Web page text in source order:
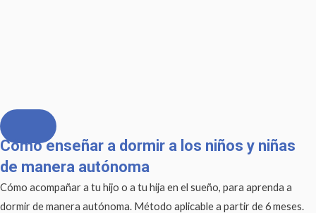
Cómo enseñar a dormir a los niños y niñas
de manera autónoma
Cómo acompañar a tu hijo o a tu hija en el sueño, para aprenda a
dormir de manera autónoma. Método aplicable a partir de 6 meses.